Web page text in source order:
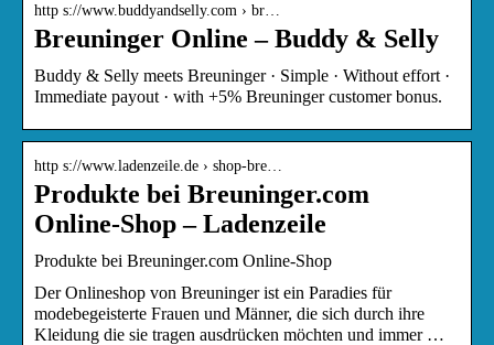
http s://www.buddyandselly.com › br…
Breuninger Online – Buddy & Selly
Buddy & Selly meets Breuninger · Simple · Without effort ·
Immediate payout · with +5% Breuninger customer bonus.
http s://www.ladenzeile.de › shop-bre…
Produkte bei Breuninger.com
Online-Shop – Ladenzeile
Produkte bei Breuninger.com Online-Shop
Der Onlineshop von Breuninger ist ein Paradies für
modebegeisterte Frauen und Männer, die sich durch ihre
Kleidung die sie tragen ausdrücken möchten und immer …